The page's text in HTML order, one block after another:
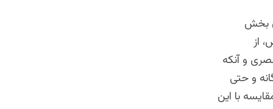
بخش
از
و آنکه
و حتی
با این